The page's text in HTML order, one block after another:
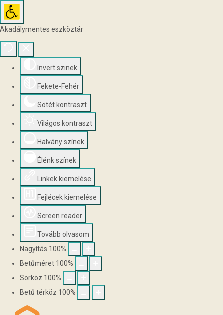
Akadálymentes eszköztár
Invert szinek
Fekete-Fehér
Sötét kontraszt
Világos kontraszt
Halvány színek
Élénk színek
Linkek kiemelése
Fejlécek kiemelése
Screen reader
Tovább olvasom
Nagyítás 100%
Betűméret 100%
Sorköz 100%
Betű térköz 100%